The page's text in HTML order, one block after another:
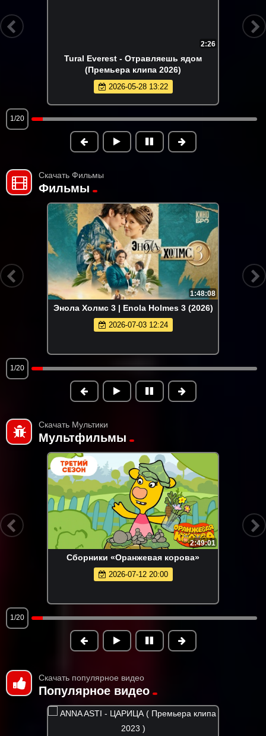
2:22
NYUSHA - Полароид (Премьера клипа
2026)
2026-06-14 11:22
2/20
Скачать Фильмы
Фильмы
1:48:08
Энола Холмс 3 | Enola Holmes 3 (2026)
2026-07-03 12:24
1/20
Скачать Мультики
Мультфильмы
2:49:01
Сборники «Оранжевая корова»
2026-07-12 20:00
1/20
Скачать популярное видео
Популярное видео